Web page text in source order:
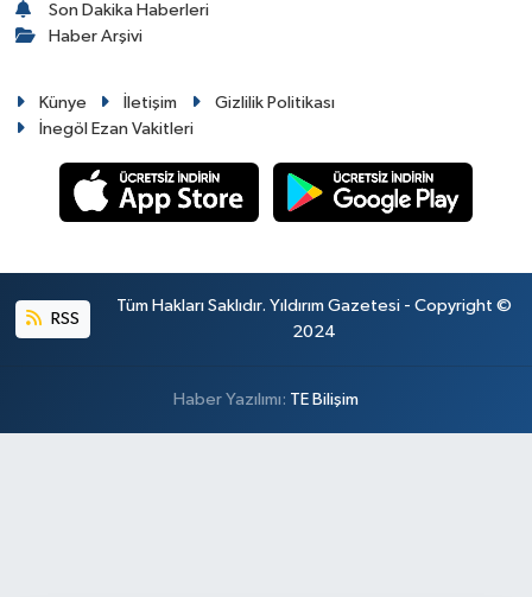
Son Dakika Haberleri
Haber Arşivi
Künye İletişim
Gizlilik Politikası
İnegöl Ezan Vakitleri
RSS
Tüm Hakları Saklıdır. Yıldırım Gazetesi - Copyright ©
2024
Haber Yazılımı: TE Bilişim